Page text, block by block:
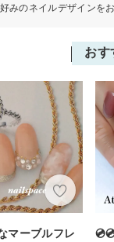
みのネイルデザインを
おす
マーブルフレ